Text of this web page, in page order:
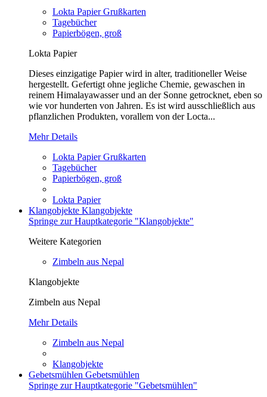
Lokta Papier Grußkarten
Tagebücher
Papierbögen, groß
Lokta Papier
Dieses einzigatige Papier wird in alter, traditioneller Weise
hergestellt. Gefertigt ohne jegliche Chemie, gewaschen in
reinem Himalayawasser und an der Sonne getrocknet, eben so
wie vor hunderten von Jahren. Es ist wird ausschließlich aus
pflanzlichen Produkten, vorallem von der Locta...
Mehr Details
Lokta Papier Grußkarten
Tagebücher
Papierbögen, groß
Lokta Papier
Klangobjekte Klangobjekte
Springe zur Hauptkategorie "Klangobjekte"
Weitere Kategorien
Zimbeln aus Nepal
Klangobjekte
Zimbeln aus Nepal
Mehr Details
Zimbeln aus Nepal
Klangobjekte
Gebetsmühlen Gebetsmühlen
Springe zur Hauptkategorie "Gebetsmühlen"